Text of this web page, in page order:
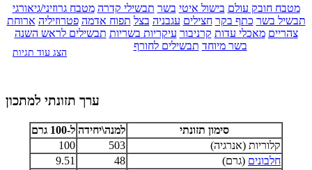
מטבח חובק עולם בישול איטי בשר תבשילי קדרה מטבח גרוזיני/גיאורגי
תבשיל בשר כתף בקר חצילים עגבניה בצל תפוח אדמה פטרוזיליה ארוחת
צהריים מאכלי עדות קרניבור עיקריות בשריות תבשילים לראש השנה
בשר מיוחד תבשילים לחורף
הצג עוד תגיות
ערך תזונתי למתכון
סימון תזונתי למנה\יחידה ל-100 גרם
קלוריות (אנרגיה)
503
100
חלבונים (גרם) 48
9.51